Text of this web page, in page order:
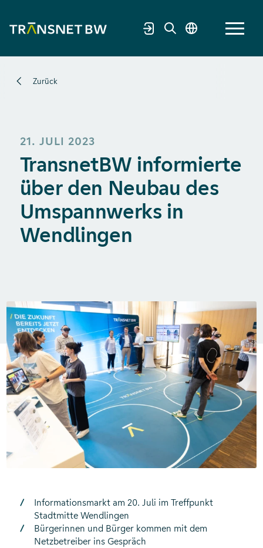
Zurück
21. JULI 2023
TransnetBW informierte
über den Neubau des
Umspannwerks in
Wendlingen
Informationsmarkt am 20. Juli im Treffpunkt
Stadtmitte Wendlingen
Bürgerinnen und Bürger kommen mit dem
Netzbetreiber ins Gespräch